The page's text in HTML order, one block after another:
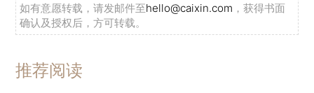
如有意愿转载，请发邮件至hello@caixin.com ，获得书面
确认及授权后，方可转载。
推荐阅读